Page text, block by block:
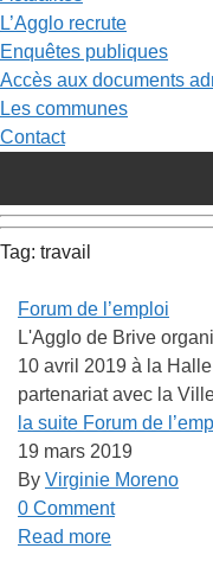
L’Agglo recrute
Enquêtes publiques
Accès aux documents
Les communes
Contact
Tag: travail
Forum de l’emploi
L'Agglo de Brive
10 avril 2019 à la
partenariat avec la
la suite Forum de
19 mars 2019
By Virginie Moreno
0 Comment
Read more